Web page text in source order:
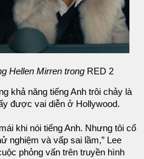
Hellen Mirren trongRED 2
khả năng tiếng Anh trôi chảy là
được vai diễn ở Hollywood.
khi nói tiếng Anh. Nhưng tôi cố
nghiệm và vấp sai lầm,” Lee
phỏng vấn trên truyền hình